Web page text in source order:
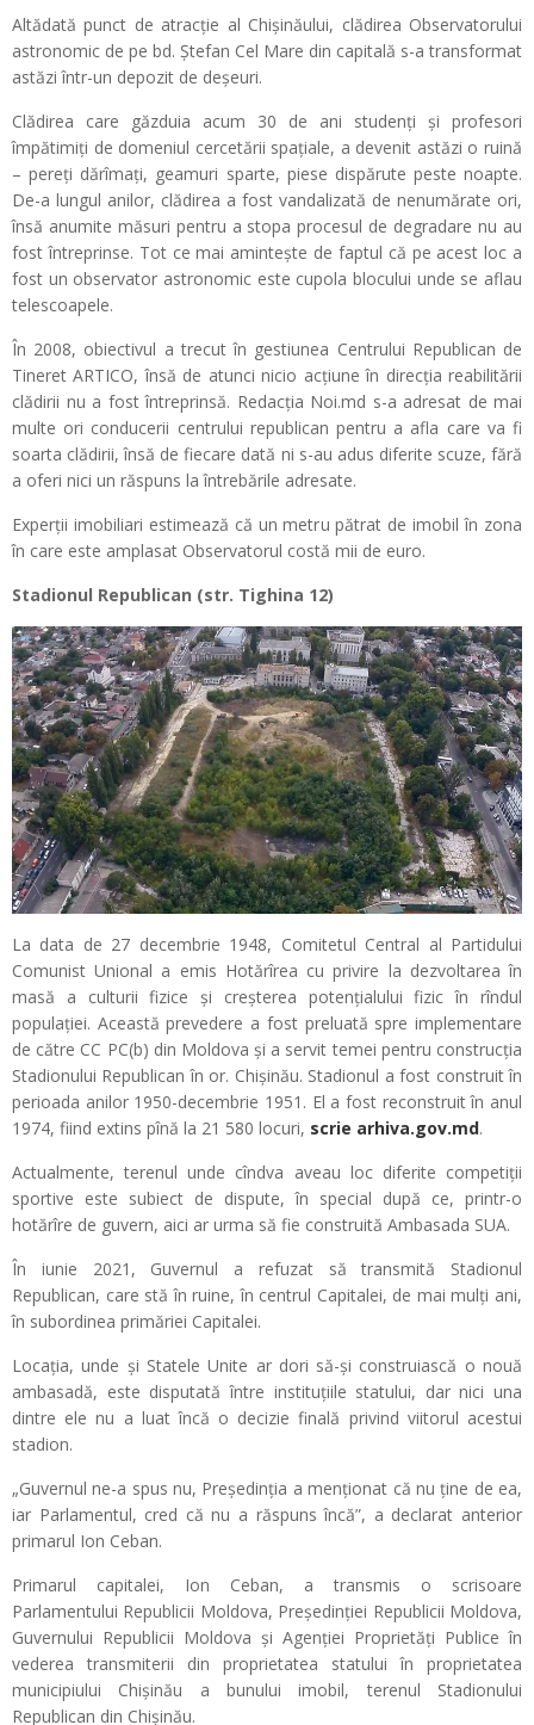
Altădată punct de atracție al Chișinăului, clădirea Observatorului
astronomic de pe bd. Ștefan Cel Mare din capitală s-a transformat
astăzi într-un depozit de deșeuri.
Clădirea care găzduia acum 30 de ani studenți și profesori
împătimiți de domeniul cercetării spațiale, a devenit astăzi o ruină
– pereţi dărîmaţi, geamuri sparte, piese dispărute peste noapte.
De-a lungul anilor, clădirea a fost vandalizată de nenumărate ori,
însă anumite măsuri pentru a stopa procesul de degradare nu au
fost întreprinse. Tot ce mai amintește de faptul că pe acest loc a
fost un observator astronomic este cupola blocului unde se aflau
telescoapele.
În 2008, obiectivul a trecut în gestiunea Centrului Republican de
Tineret ARTICO, însă de atunci nicio acțiune în direcția reabilitării
clădirii nu a fost întreprinsă. Redacția Noi.md s-a adresat de mai
multe ori conducerii centrului republican pentru a afla care va fi
soarta clădirii, însă de fiecare dată ni s-au adus diferite scuze, fără
a oferi nici un răspuns la întrebările adresate.
Experții imobiliari estimează că un metru pătrat de imobil în zona
în care este amplasat Observatorul costă mii de euro.
Stadionul Republican (str. Tighina 12)
La data de 27 decembrie 1948, Comitetul Central al Partidului
Comunist Unional a emis Hotărîrea cu privire la dezvoltarea în
masă a culturii fizice și creșterea potențialului fizic în rîndul
populației. Această prevedere a fost preluată spre implementare
de către CC PC(b) din Moldova și a servit temei pentru construcția
Stadionului Republican în or. Chișinău. Stadionul a fost construit în
perioada anilor 1950-decembrie 1951. El a fost reconstruit în anul
1974, fiind extins pînă la 21 580 locuri, scrie arhiva.gov.md.
Actualmente, terenul unde cîndva aveau loc diferite competiții
sportive este subiect de dispute, în special după ce, printr-o
hotărîre de guvern, aici ar urma să fie construită Ambasada SUA.
În iunie 2021, Guvernul a refuzat să transmită Stadionul
Republican, care stă în ruine, în centrul Capitalei, de mai mulți ani,
în subordinea primăriei Capitalei.
Locația, unde și Statele Unite ar dori să-și construiască o nouă
ambasadă, este disputată între instituțiile statului, dar nici una
dintre ele nu a luat încă o decizie finală privind viitorul acestui
stadion.
„Guvernul ne-a spus nu, Președinția a menționat că nu ține de ea,
iar Parlamentul, cred că nu a răspuns încă”, a declarat anterior
primarul Ion Ceban.
Primarul capitalei, Ion Ceban, a transmis o scrisoare
Parlamentului Republicii Moldova, Președinției Republicii Moldova,
Guvernului Republicii Moldova și Agenției Proprietăți Publice în
vederea transmiterii din proprietatea statului în proprietatea
municipiului Chișinău a bunului imobil, terenul Stadionului
Republican din Chișinău.